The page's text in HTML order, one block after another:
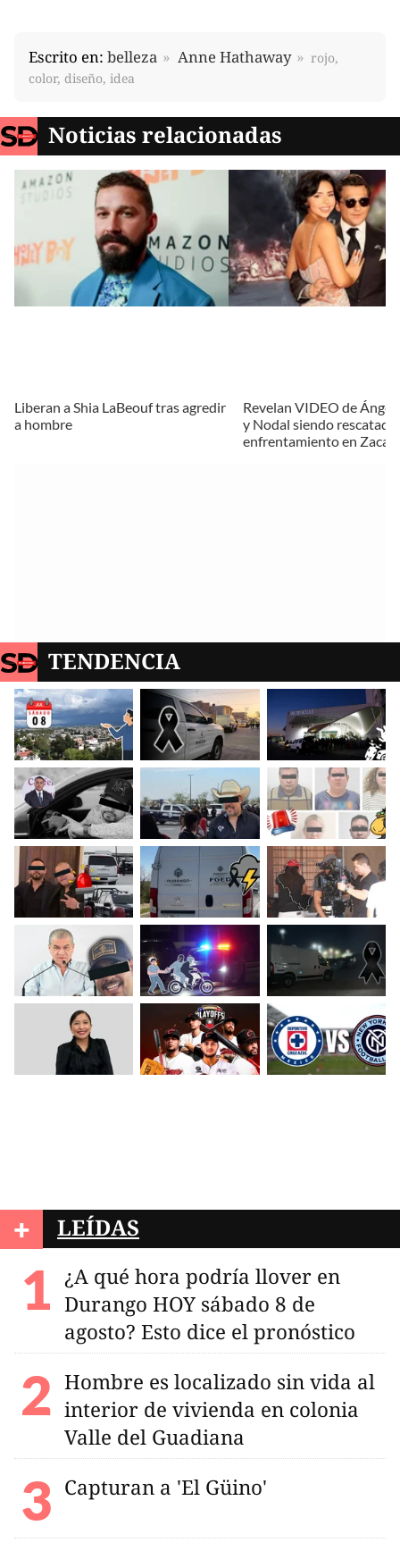
Escrito en: belleza Anne Hathaway
rojo,
color, diseño, idea
Noticias relacionadas
Liberan a Shia LaBeouf tras agredir
a hombre
Revelan VIDEO de
y Nodal siendo
enfrentamiento en
TENDENCIA
+ LEÍDAS
¿A qué hora podría llover en
Durango HOY sábado 8 de
agosto? Esto dice el pronóstico
Hombre es localizado sin vida al
interior de vivienda en colonia
Valle del Guadiana
Capturan a 'El Güino'